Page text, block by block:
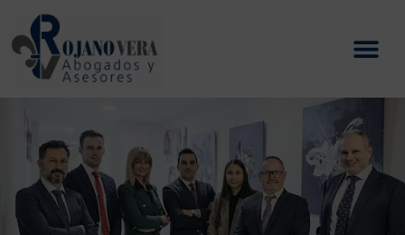
contenido